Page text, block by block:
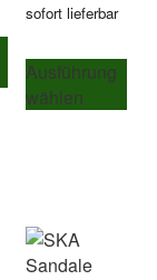
Dieses
Produkt
weist
mehrere
können
auf
sofort lieferbar
Ausführung
wählen